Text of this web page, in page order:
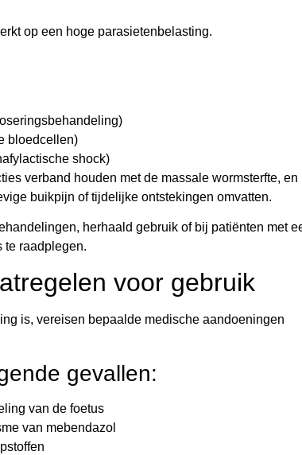
op een hoge parasietenbelasting.
bloedcellen)
shock)
verband houden met de massale wormsterfte, en
buikpijn of tijdelijke ontstekingen omvatten.
herhaald gebruik of bij patiënten met
te raadplegen.
voor gebruik
is, vereisen bepaalde medische aandoeningen
gevallen:
van de foetus
van mebendazol